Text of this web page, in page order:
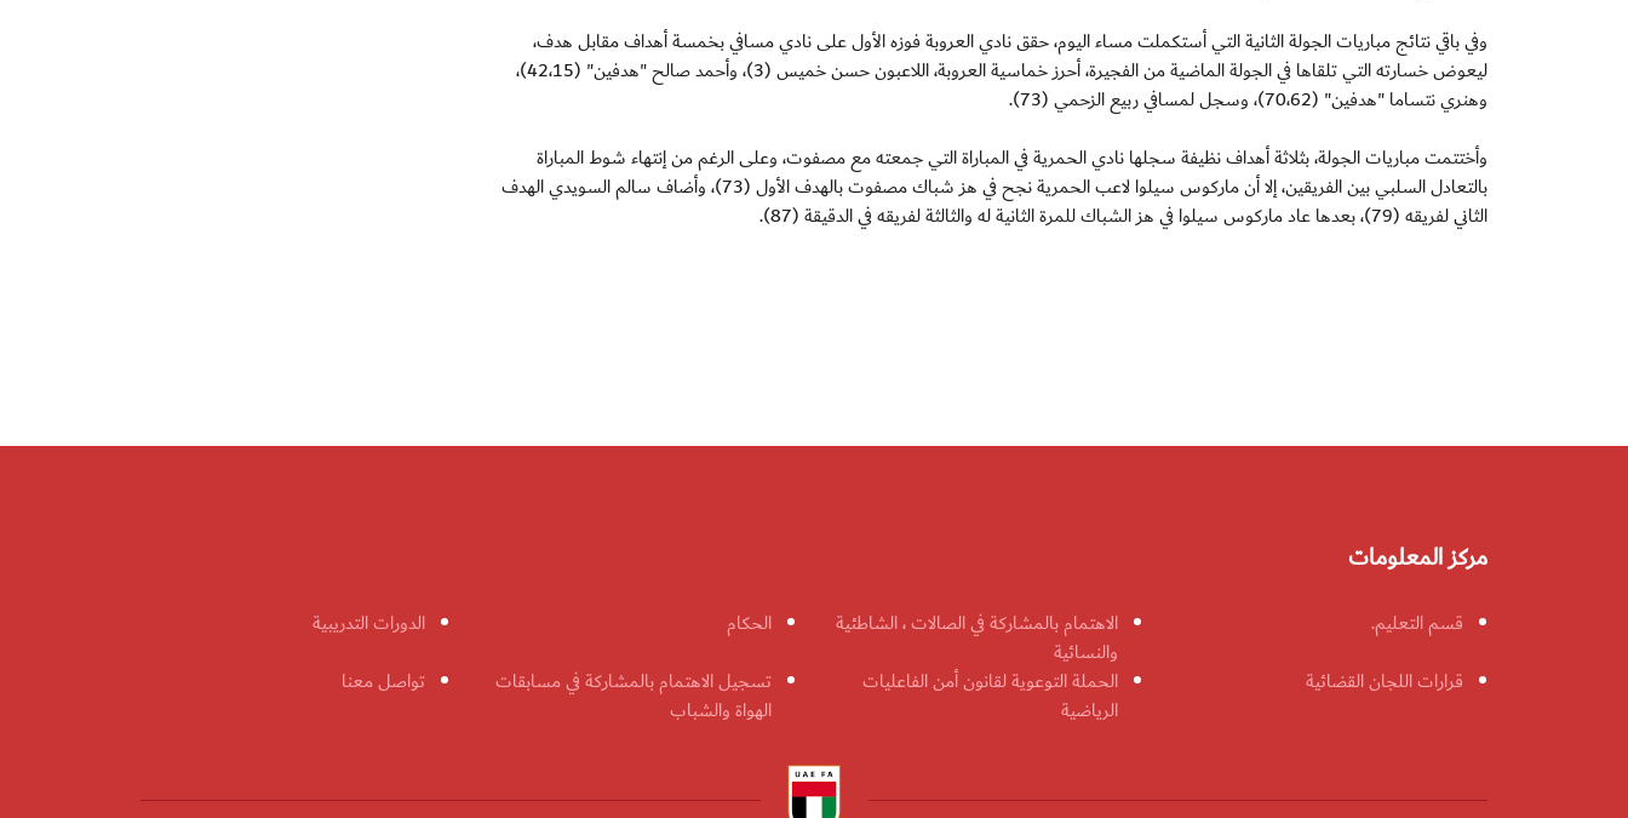
وفي باقي نتائج مباريات الجولة الثانية التي أستكملت مساء اليوم، حقق نادي العروبة فوزه الأول على نادي مسافي بخمسة أهداف مقابل هدف،
ليعوض خسارته التي تلقاها في الجولة الماضية من الفجيرة، أحرز خماسية العروبة، اللاعبون حسن خميس (3)، وأحمد صالح "هدفين" (42،15)،
وهنري نتساما "هدفين" (70،62)، وسجل لمسافي ربيع الزحمي (73).
وأختتمت مباريات الجولة، بثلاثة أهداف نظيفة سجلها نادي الحمرية في المباراة التي جمعته مع مصفوت، وعلى الرغم من إنتهاء شوط المباراة
بالتعادل السلبي بين الفريقين، إلا أن ماركوس سيلوا لاعب الحمرية نجح في هز شباك مصفوت بالهدف الأول (73)، وأضاف سالم السويدي الهدف
الثاني لفريقه (79)، بعدها عاد ماركوس سيلوا في هز الشباك للمرة الثانية له والثالثة لفريقه في الدقيقة (87).
مركز المعلومات
قسم التعليم.
الاهتمام بالمشاركة في الصالات ، الشاطئية
والنسائية
الحكام
الدورات التدريبية
قرارات اللجان القضائية
الحملة التوعوية لقانون أمن الفاعليات
الرياضية
تسجيل الاهتمام بالمشاركة في مسابقات
الهواة والشباب
تواصل معنا